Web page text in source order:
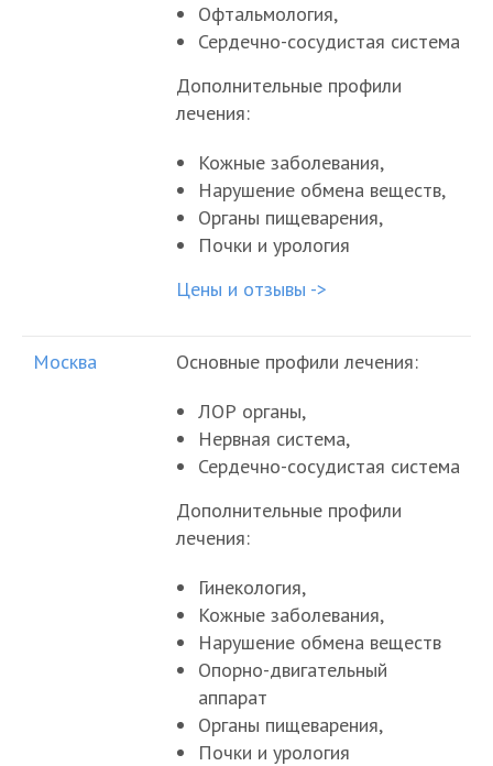
Офтальмология,
Сердечно-сосудистая система
Дополнительные профили
лечения:
Кожные заболевания,
Нарушение обмена веществ,
Органы пищеварения,
Почки и урология
Цены и отзывы ->
Москва
Основные профили лечения:
ЛОР органы,
Нервная система,
Сердечно-сосудистая система
Дополнительные профили
лечения:
Гинекология,
Кожные заболевания,
Нарушение обмена веществ
Опорно-двигательный
аппарат
Органы пищеварения,
Почки и урология